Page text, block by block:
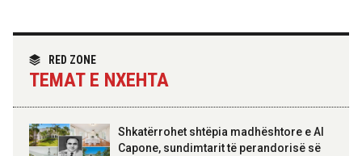
partneritetit strategjik
RED ZONE
TEMAT E NXEHTA
Shkatërrohet shtëpia madhështore e Al
Capone, sundimtarit të perandorisë së